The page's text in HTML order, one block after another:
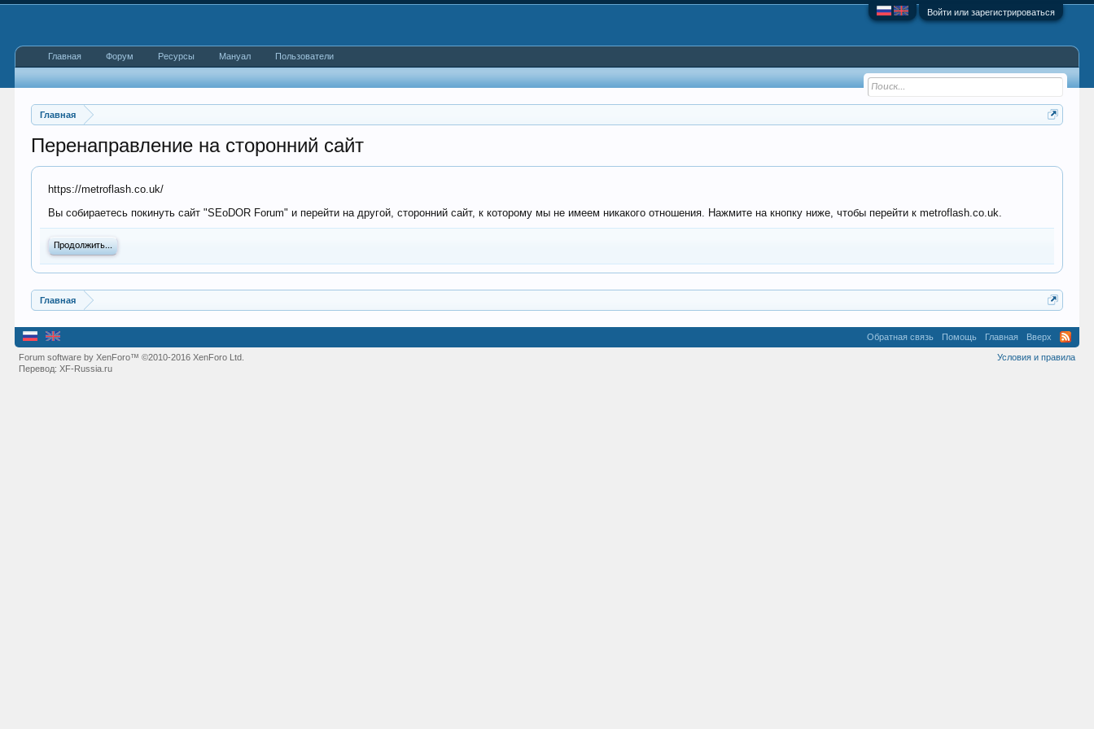
Войти или зарегистрироваться
Главная
Перенаправление на сторонний сайт
https://metroflash.co.uk/
Вы собираетесь покинуть сайт "SEoDOR Forum" и перейти на другой, сторонний сайт, к которому мы не имеем никакого отношения. Нажмите на кнопку ниже, чтобы перейти к metroflash.co.uk.
Продолжить...
Главная
Главная Форум Ресурсы Мануал Пользователи
Обратная связь Помощь Главная Вверх
Условия и правила
Forum software by XenForo™©2010-2016 XenForo Ltd.
Перевод:XF-Russia.ru